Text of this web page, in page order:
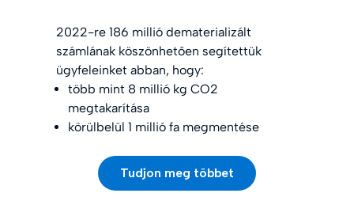
2022-re 186 millió dematerializált
számlának köszönhetően segítettük
ügyfeleinket abban, hogy:
több mint 8 millió kg CO2
megtakarítása
körülbelül 1 millió fa megmentése
Tudjon meg többet